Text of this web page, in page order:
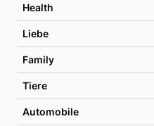
Health
Liebe
Family
Tiere
Automobile